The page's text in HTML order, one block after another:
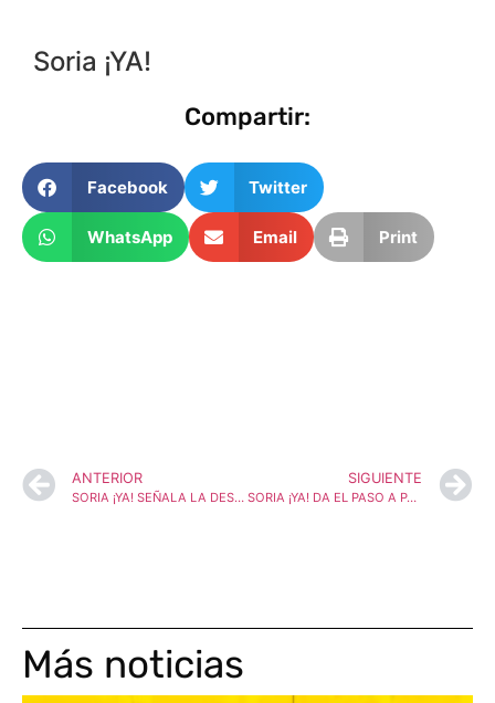
Soria ¡YA!
Compartir:
Facebook Twitter
WhatsApp Email Print
ANTERIOR
SORIA ¡YA! SEÑALA LA DESPOBLACIÓN Y LA NEFASTA GESTIÓN POR PARTE DE LA JUNTA COMO LAS CAUSAS DE LA GRAVEDAD LOS INCENDIOS FORESTALES
SIGUIENTE
SORIA ¡YA! DA EL PASO A PARTIDO POLÍTICO PARA SALVAR LOS OBSTÁCULOS BUROCRÁTICOS
Más noticias